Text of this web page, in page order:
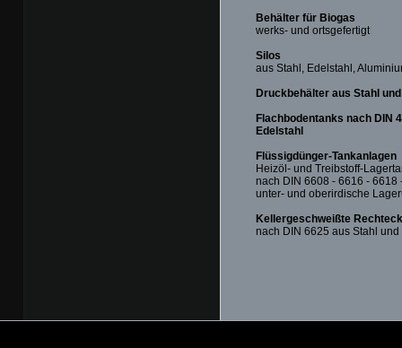
Behälter für Biogas
werks- und ortsgefertigt
Silos
aus Stahl, Edelstahl,
Druckbehälter aus Stahl
Flachbodentanks nach DIN
Edelstahl
Flüssigdünger-Tankanlagen
Heizöl- und Treibstoff-
nach DIN 6608 - 6616 - 6618
unter- und oberirdische
Kellergeschweißte
nach DIN 6625 aus Stahl